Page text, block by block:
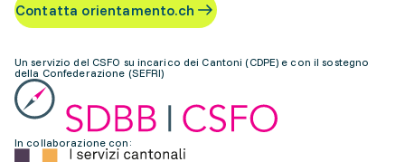
Contatta orientamento.ch
Un servizio del CSFO su incarico dei Cantoni (CDPE) e con il sostegno
della Confederazione (SEFRI)
In collaborazione con: